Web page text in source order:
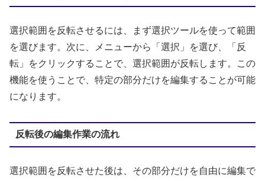
選択範囲を反転させるには、まず選択ツールを使って範囲
を選びます。次に、メニューから「選択」を選び、「反
転」をクリックすることで、選択範囲が反転します。この
機能を使うことで、特定の部分だけを編集することが可能
になります。
反転後の編集作業の流れ
選択範囲を反転させた後は、その部分だけを自由に編集で